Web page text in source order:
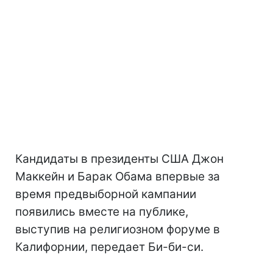
Кандидаты в президенты США Джон
Маккейн и Барак Обама впервые за
время предвыборной кампании
появились вместе на публике,
выступив на религиозном форуме в
Калифорнии, передает Би-би-си.